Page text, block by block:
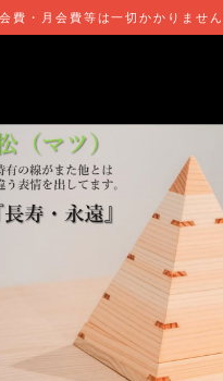
月会費等は一切かかりません